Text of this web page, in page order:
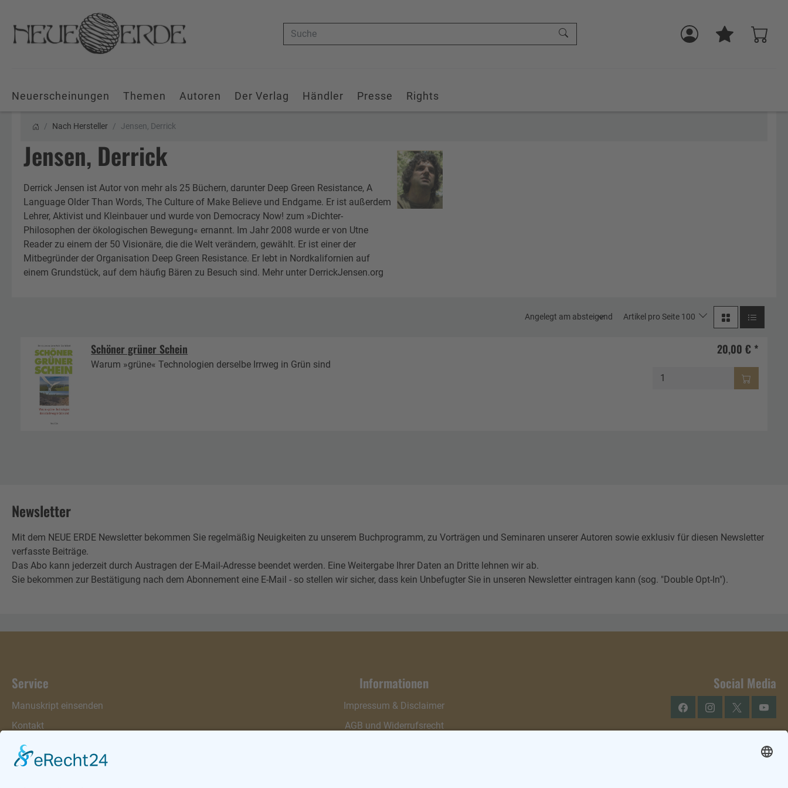
Suche
Neuerscheinungen Themen Autoren Der Verlag Händler Presse Rights
Nach Hersteller Jensen, Derrick
Jensen, Derrick
Derrick Jensen ist Autor von mehr als 25 Büchern, darunter Deep Green Resistance, A
Language Older Than Words, The Culture of Make Believe und Endgame. Er ist außerdem
Lehrer, Aktivist und Kleinbauer und wurde von Democracy Now! zum »Dichter-
Philosophen der ökologischen Bewegung« ernannt. Im Jahr 2008 wurde er von Utne
Reader zu einem der 50 Visionäre, die die Welt verändern, gewählt. Er ist einer der
Mitbegründer der Organisation Deep Green Resistance. Er lebt in Nordkalifornien auf
einem Grundstück, auf dem häufig Bären zu Besuch sind. Mehr unter DerrickJensen.org
Angelegt am absteigend Artikel pro Seite 100
Schöner grüner Schein
Warum »grüne« Technologien derselbe Irrweg in Grün sind
20,00 € *
Newsletter
Mit dem NEUE ERDE Newsletter bekommen Sie regelmäßig Neuigkeiten zu unserem Buchprogramm, zu Vorträgen und Seminaren unserer Autoren sowie exklusiv für diesen Newsletter
verfasste Beiträge.
Das Abo kann jederzeit durch Austragen der E-Mail-Adresse beendet werden. Eine Weitergabe Ihrer Daten an Dritte lehnen wir ab.
Sie bekommen zur Bestätigung nach dem Abonnement eine E-Mail - so stellen wir sicher, dass kein Unbefugter Sie in unseren Newsletter eintragen kann (sog. "Double Opt-In").
Service
Manuskript einsenden
Kontakt
Warenkorb
Konto
Informationen
Impressum & Disclaimer
AGB und Widerrufsrecht
Social Media
FacebookInstagramTwitter